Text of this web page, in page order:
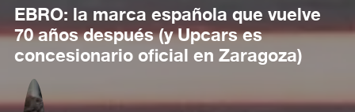
EBRO: la marca española que vuelve
70 años después (y Upcars es
concesionario oficial en Zaragoza)